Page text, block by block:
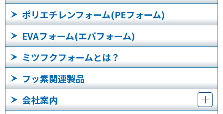
ポリエチレンフォーム(PEフォーム)
EVAフォーム(エバフォーム)
ミツフクフォームとは？
フッ素関連製品
会社案内